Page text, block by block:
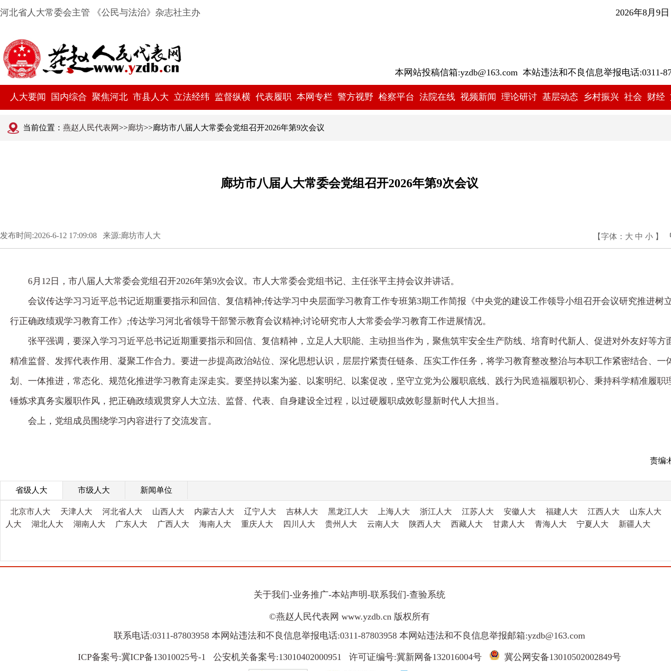
河北省人大常委会主管 《公民与法治》杂志社主办 2026年8月9
本网站投稿信箱:yzdb@163.com 本站违法和不良信息举报电话:0311-
人大要闻 国内综合 聚焦河北 市县人大 立法经纬 监督纵横 代表履职 本网专栏 警方视野 检察平台 法院在线 视频新闻 理论研讨 基层动态 乡村振兴 社会 财经
当前位置： 燕赵人民代表网>>廊坊>>廊坊市八届人大常委会党组召开2026年第9次会议
廊坊市八届人大常委会党组召开2026年第9次会议
发布时间:2026-6-12 17:09:08 来源:廊坊市人大 【字体： 大 中 小 】
6月12日，市八届人大常委会党组召开2026年第9次会议。市人大常委会党组书记、主任张平主持会议并讲话。
会议传达学习习近平总书记近期重要指示和回信、复信精神;传达学习中央层面学习教育工作专班第3期工作简报《中央党的建设工作领导小组召开会议研究推进树
行正确政绩观学习教育工作》;传达学习河北省领导干部警示教育会议精神;讨论研究市人大常委会学习教育工作进展情况。
张平强调，要深入学习习近平总书记近期重要指示和回信、复信精神，立足人大职能、主动担当作为，聚焦筑牢安全生产防线、培育时代新人、促进对外友好等方
精准监督、发挥代表作用、凝聚工作合力。要进一步提高政治站位、深化思想认识，层层拧紧责任链条、压实工作任务，将学习教育整改整治与本职工作紧密结合、一
划、一体推进，常态化、规范化推进学习教育走深走实。要坚持以案为鉴、以案明纪、以案促改，坚守立党为公履职底线、践行为民造福履职初心、秉持科学精准履职
锤炼求真务实履职作风，把正确政绩观贯穿人大立法、监督、代表、自身建设全过程，以过硬履职成效彰显新时代人大担当。
会上，党组成员围绕学习内容进行了交流发言。
责编:
省级人大 市级人大 新闻单位
北京市人大 天津人大 河北省人大 山西人大 内蒙古人大 辽宁人大 吉林人大 黑龙江人大 上海人大 浙江人大 江苏人大 安徽人大 福建人大 江西人大
山东人大
人大
湖北人大 湖南人大 广东人大 广西人大 海南人大 重庆人大 四川人大 贵州人大 云南人大 陕西人大 西藏人大 甘肃人大 青海人大 宁夏人大 新疆人大
关于我们-业务推广-本站声明-联系我们-查验系统
©燕赵人民代表网 www.yzdb.cn 版权所有
联系电话:0311-87803958 本网站违法和不良信息举报电话:0311-87803958 本网站违法和不良信息举报邮箱:yzdb@163.com
ICP备案号:冀ICP备13010025号-1 公安机关备案号:13010402000951 许可证编号:冀新网备132016004号 冀公网安备13010502002849号